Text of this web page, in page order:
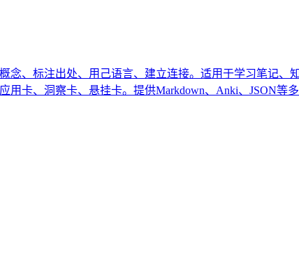
念、标注出处、用己语言、建立连接。适用于学习笔记、
用卡、洞察卡、悬挂卡。提供Markdown、Anki、JSON